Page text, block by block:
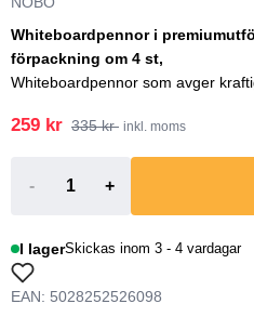
Whiteboardpennor i
förpackning om 4 st,
Whiteboardpennor som avger
259 kr 335 kr inkl. moms
- +
I lagerSkickas inom 3 - 4 vardagar
EAN: 5028252526098